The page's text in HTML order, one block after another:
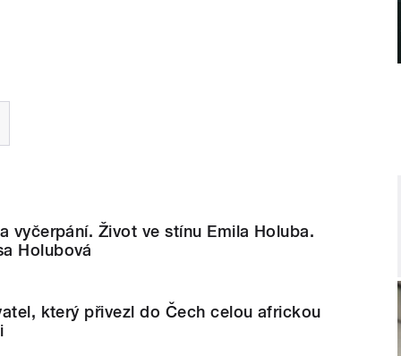
vyčerpání. Život ve stínu Emila Holuba.
Holubová
který přivezl do Čech celou africkou